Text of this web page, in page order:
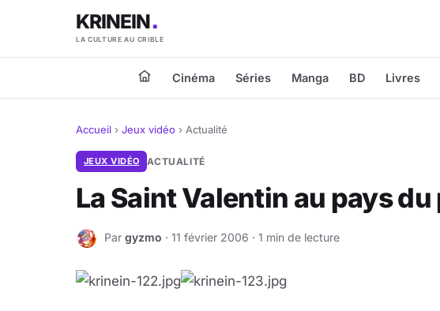
KRINEIN
LA CULTURE AU CRIBLE
Cinéma Séries Manga BD Livres
Accueil › Jeux vidéo › Actualité
JEUX VIDÉO ACTUALITÉ
La Saint Valentin au pays du
G Par gyzmo · 11 février 2006 · 1 min de lecture